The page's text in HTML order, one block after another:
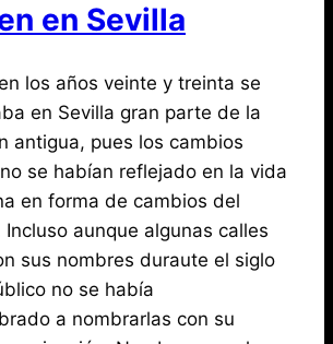
en Sevilla
los años veinte y treinta se
en Sevilla gran parte de la
antigua, pues los cambios
se habían reflejado en la vida
en forma de cambios del
Incluso aunque algunas calles
sus nombres duraute el siglo
no se había
a nombrarlas con su